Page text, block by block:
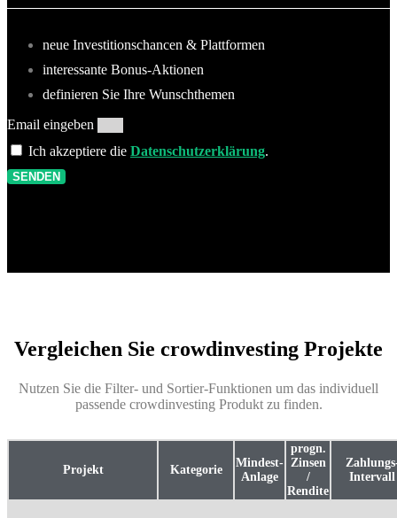
neue Investitionschancen & Plattformen
interessante Bonus-Aktionen
definieren Sie Ihre Wunschthemen
Email eingeben
Ich akzeptiere die Datenschutzerklärung.
SENDEN
Vergleichen Sie crowdinvesting Projekte
Nutzen Sie die Filter- und Sortier-Funktionen um das individuell
passende crowdinvesting Produkt zu finden.
Projekt Kategorie
Mindest-
Anlage
progn.
Zinsen
/
Rendite
Intervall